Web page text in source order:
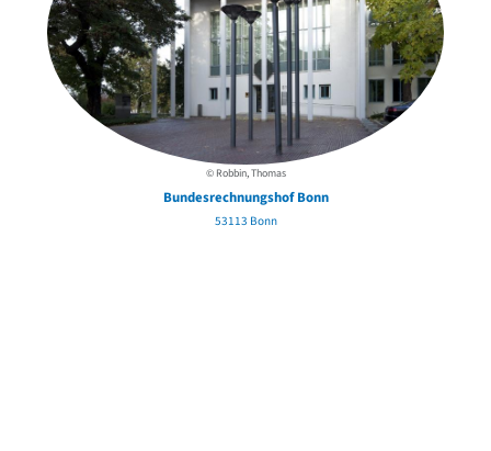
© Robbin, Thomas
Bundesrechnungshof Bonn
53113 Bonn